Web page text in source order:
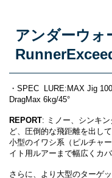
アンダーウォ
・SPEC LURE:MAX Jig
DragMax 6kg/45°
REPORT: ミノー、シンキ
ど、圧倒的な飛距離を出し
小型のイワシ系（ピルチャ
イト用ルアーまで幅広くカ
さらに、より大型のターゲ